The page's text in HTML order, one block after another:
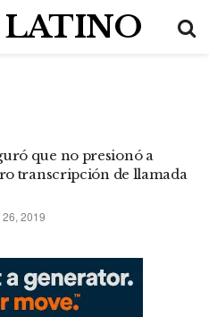
LATINO
que no presionó a
transcripción de llamada
2019